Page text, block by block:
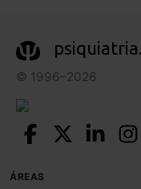
© 1996–2026
ÁREAS